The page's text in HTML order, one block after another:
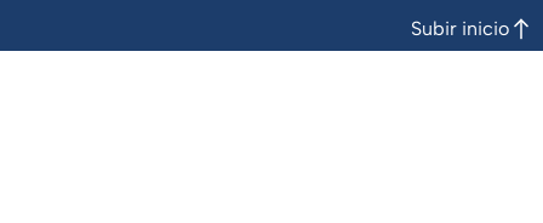
Subir inicio